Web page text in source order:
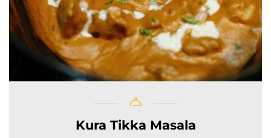
Kura Tikka Masala